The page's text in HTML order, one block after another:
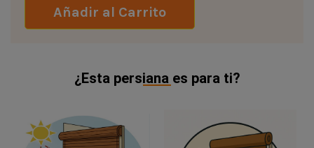
Añadir al Carrito
¿Esta persiana es para ti?